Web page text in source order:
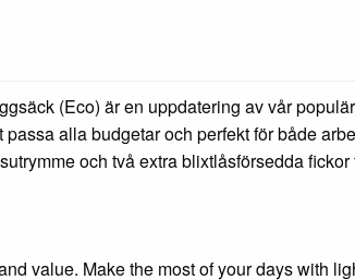
(Eco) är en uppdatering av vår
alla budgetar och perfekt för både
och två extra blixtlåsförsedda
value. Make the most of your days with